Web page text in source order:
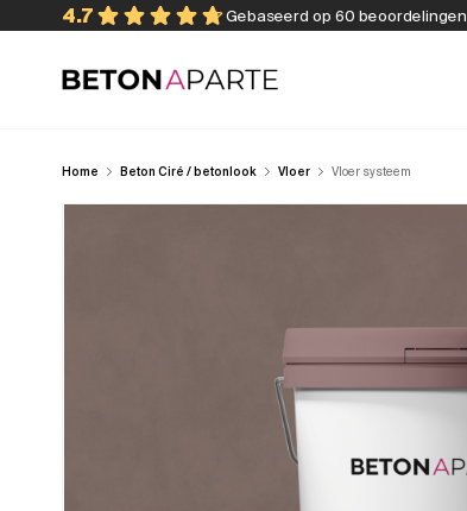
4.7 Gebaseerd op 60 beoordelingen
Beton Aparte
Home Beton Ciré / betonlook Vloer Vloer systeem